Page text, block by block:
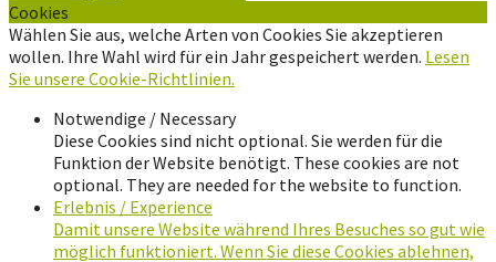
Cookies
Wählen Sie aus, welche Arten von Cookies Sie akzeptieren
wollen. Ihre Wahl wird für ein Jahr gespeichert werden. Lesen
Sie unsere Cookie-Richtlinien.
Notwendige / Necessary
Diese Cookies sind nicht optional. Sie werden für die
Funktion der Website benötigt. These cookies are not
optional. They are needed for the website to function.
Erlebnis / Experience
Damit unsere Website während Ihres Besuches so gut wie
möglich funktioniert. Wenn Sie diese Cookies ablehnen,